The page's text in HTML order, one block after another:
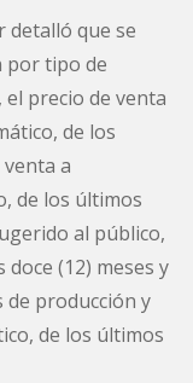
detalló que se
por tipo de
precio de venta
de los
a
de los últimos
al público,
(12) meses y
de producción y
de los últimos